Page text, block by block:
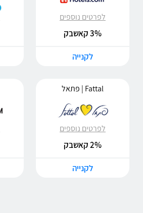
לפרטים נוספים
3% קאשבק
לקנייה
Fattal | פתאל
לפרטים נוספים
2% קאשבק
לקנייה